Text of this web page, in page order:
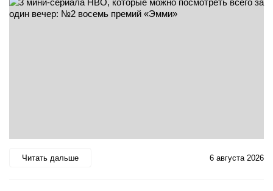
Читать дальше 6 августа 2026